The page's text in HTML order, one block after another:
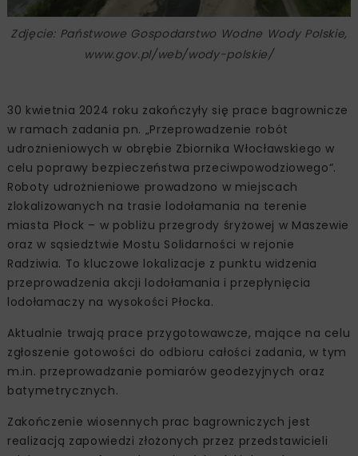
Zdjęcie: Państwowe Gospodarstwo Wodne Wody Polskie,
www.gov.pl/web/wody-polskie/
30 kwietnia 2024 roku zakończyły się prace bagrownicze
w ramach zadania pn. „Przeprowadzenie robót
udrożnieniowych w obrębie Zbiornika Włocławskiego w
celu poprawy bezpieczeństwa przeciwpowodziowego”.
Roboty udrożnieniowe prowadzono w miejscach
zlokalizowanych na trasie lodołamania na terenie
miasta Płock – w pobliżu przegrody śryżowej w Maszewie
oraz w sąsiedztwie Mostu Solidarności w rejonie
Radziwia. To kluczowe lokalizacje z punktu widzenia
przeprowadzenia akcji lodołamania i przepłynięcia
lodołamaczy na wysokości Płocka.
Aktualnie trwają prace przygotowawcze, mające na celu
zgłoszenie gotowości do odbioru całości zadania, w tym
m.in. przeprowadzanie pomiarów geodezyjnych oraz
batymetrycznych.
Zakończenie wiosennych prac bagrowniczych jest
realizacją zapowiedzi złożonych przez przedstawicieli